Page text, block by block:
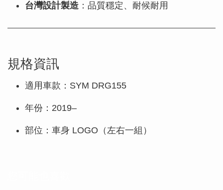
台灣設計製造 ：品質穩定、耐候耐用
規格資訊
適用車款：SYM DRG155
年份：2019–
部位：車身 LOGO（左右一組）